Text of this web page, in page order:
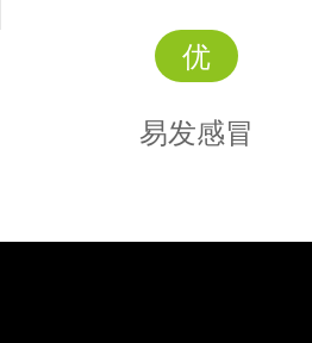
优
易发感冒